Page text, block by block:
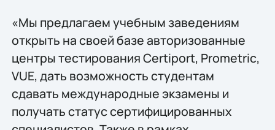
«Мы предлагаем учебным заведениям
открыть на своей базе авторизованные
центры тестирования Certiport, Prometric,
VUE, дать возможность студентам
сдавать международные экзамены и
получать статус сертифицированных